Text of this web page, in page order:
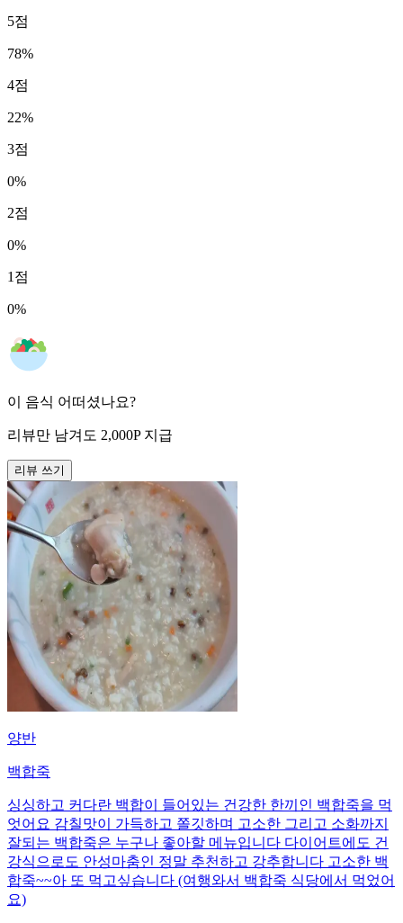
5점
78%
4점
22%
3점
0%
2점
0%
1 점
0%
이 음식 어떠셨나요?
리뷰만 남겨도 2,000P 지급
리뷰 쓰기
양반
백합죽
싱싱하고 커다란 백합이 들어있는 건강한 한끼인 백합죽을 먹
엇어요 감칠맛이 가득하고 쫄깃하며 고소한 그리고 소화까지
잘되는 백합죽은 누구나 좋아할 메뉴입니다 다이어트에도 건
강식으로도 안성마춤인 정말 추천하고 강추합니다 고소한 백
합죽~~아 또 먹고싶습니다 (여행와서 백합죽 식당에서 먹었어
요)